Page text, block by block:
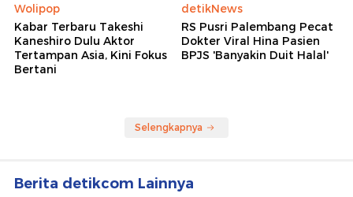
Wolipop
Kabar Terbaru Takeshi
Kaneshiro Dulu Aktor
Tertampan Asia, Kini Fokus
Bertani
detikNews
RS Pusri Palembang Pecat
Dokter Viral Hina Pasien
BPJS 'Banyakin Duit Halal'
Selengkapnya
Berita detikcom Lainnya